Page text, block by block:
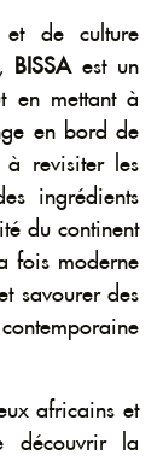
et de culture
BISSA est un
en mettant à
en bord de
revisiter les
ingrédients
du continent
fois moderne
savourer des
africains et
découvrir la